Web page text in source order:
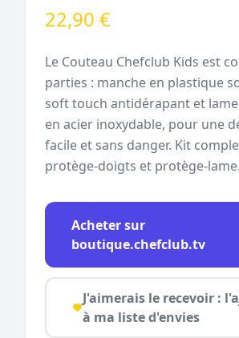
22,90 €
Le Couteau Chefclub Kids est
parties : manche en plastique
soft touch antidérapant et
en acier inoxydable, pour une
facile et sans danger. Kit
protège-doigts et protège-lame.
Acheter sur
boutique.chefclub.tv
J'aimerais le recevoir :
à ma liste d'envies